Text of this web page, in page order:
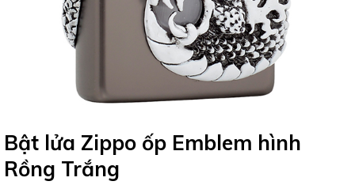
Bật lửa Zippo ốp Emblem hình
Rồng Trắng